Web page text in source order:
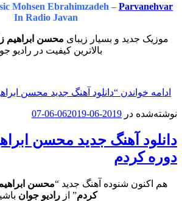
Mohsen Ebrahimzadeh – Parvanehvar
In Radio Javan
موزیک جدید و بسیار زیبای محسن ابراهیم
بالاترین کیفیت در رادیو
ادامه خواندن “دانلود آهنگ جدید محسن
نوشته‌شده در 2019-06-06
2019-06-07
دانلود آهنگ جدید محسن
دوره کردم
هم اکنون شنوده آهنگ جدید “محسن
کردم” ازرادیو جوان